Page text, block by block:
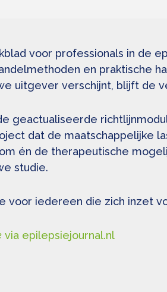
voor professionals in de
en praktische
uitgever verschijnt, blijft de
geactualiseerde
dat de maatschappelijke
én de therapeutische
studie.
voor iedereen die zich inzet
via epilepsiejournal.nl